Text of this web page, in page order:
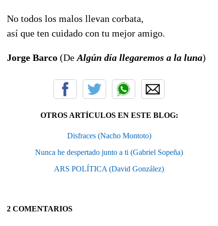
No todos los malos llevan corbata,
así que ten cuidado con tu mejor amigo.
Jorge Barco (De Algún día llegaremos a la luna)
OTROS ARTÍCULOS EN ESTE BLOG:
Disfraces (Nacho Montoto)
Nunca he despertado junto a ti (Gabriel Sopeña)
ARS POLÍTICA (David González)
2 COMENTARIOS